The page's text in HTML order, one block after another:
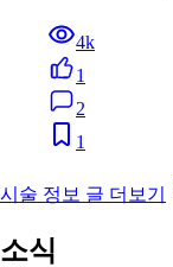
4k
1
2
1
시술 정보 글 더보기
소식